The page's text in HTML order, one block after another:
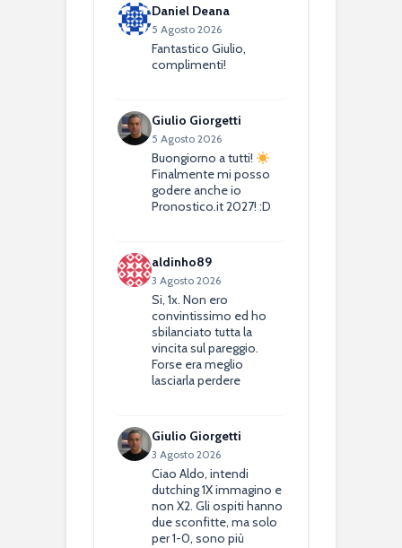
Daniel Deana
5 Agosto 2026
Fantastico Giulio,
complimenti!
Giulio Giorgetti
5 Agosto 2026
Buongiorno a tutti!
Finalmente mi posso
godere anche io
Pronostico.it 2027! :D
aldinho89
3 Agosto 2026
Si, 1x. Non ero
convintissimo ed ho
sbilanciato tutta la
vincita sul pareggio.
Forse era meglio
lasciarla perdere
Giulio Giorgetti
3 Agosto 2026
Ciao Aldo, intendi
dutching 1X immagino e
non X2. Gli ospiti hanno
due sconfitte, ma solo
per 1-0, sono più